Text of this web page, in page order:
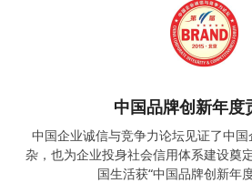
中国品牌创新年度
中国企业诚信与竞争力论坛见证了中
杂，也为企业投身社会信用体系建设奠
国生活获“中国品牌创新年度